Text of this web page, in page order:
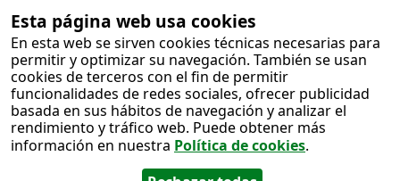
Esta página web usa cookies
En esta web se sirven cookies técnicas necesarias para
permitir y optimizar su navegación. También se usan
cookies de terceros con el fin de permitir
funcionalidades de redes sociales, ofrecer publicidad
basada en sus hábitos de navegación y analizar el
rendimiento y tráfico web. Puede obtener más
información en nuestra Política de cookies.